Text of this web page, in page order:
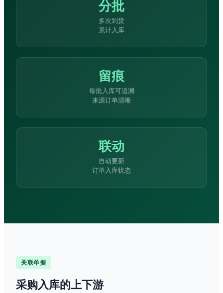
分批
多次到货
累计入库
留痕
每批入库可追溯
来源订单清晰
联动
自动更新
订单入库状态
关联单据
采购入库的上下游